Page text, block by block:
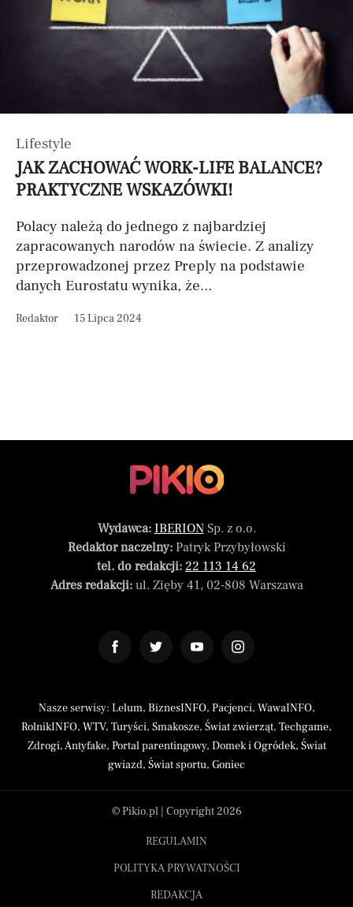
Lifestyle
JAK ZACHOWAĆ WORK-LIFE BALANCE?
PRAKTYCZNE WSKAZÓWKI!
Polacy należą do jednego z najbardziej
zapracowanych narodów na świecie. Z analizy
przeprowadzonej przez Preply na podstawie
danych Eurostatu wynika, że...
Redaktor 15 Lipca 2024
Wydawca: IBERIONSp. z o.o.
Redaktor naczelny:Patryk Przybyłowski
tel. do redakcji: 22 113 14 62
Adres redakcji:ul. Zięby 41, 02-808 Warszawa
Nasze serwisy: Lelum, BiznesINFO, Pacjenci, WawaINFO,
RolnikINFO, WTV, Turyści, Smakosze, Świat zwierząt, Techgame,
Zdrogi,Antyfake, Portal parentingowy, Domek i Ogródek, Świat
gwiazd, Świat sportu, Goniec
© Pikio.pl | Copyright 2026
REGULAMIN
POLITYKA PRYWATNOŚCI
REDAKCJA